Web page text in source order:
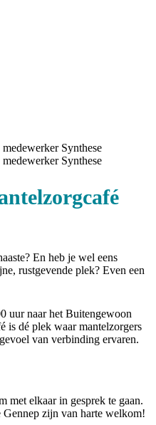
En heb je wel eens
rustgevende plek? Even een
uur naar het Buitengewoon
is dé plek waar mantelzorgers
van verbinding ervaren.
met elkaar in gesprek te gaan.
Gennep zijn van harte welkom!